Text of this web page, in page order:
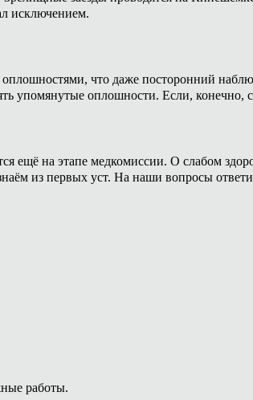
исключением.
что даже посторонний
упомянутые оплошности. Если, конечно,
ещё на этапе медкомиссии. О слабом
из первых уст. На наши вопросы
работы.